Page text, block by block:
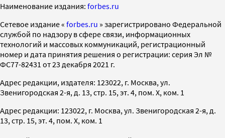
Наименование издания: forbes.ru
Cетевое издание « forbes.ru » зарегистрировано Федеральной
службой по надзору в сфере связи, информационных
технологий и массовых коммуникаций, регистрационный
номер и дата принятия решения о регистрации: серия Эл №
ФС77-82431 от 23 декабря 2021 г.
Адрес редакции, издателя: 123022, г. Москва, ул.
Звенигородская 2-я, д. 13, стр. 15, эт. 4, пом. X, ком. 1
Адрес редакции: 123022, г. Москва, ул. Звенигородская 2-я, д.
13, стр. 15, эт. 4, пом. X, ком. 1